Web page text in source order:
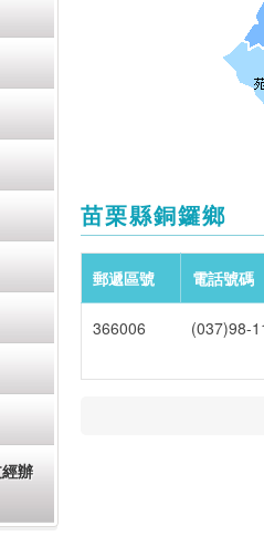
辦
苗栗縣銅鑼鄉
郵遞區號 電話號碼
366006 (037)98-